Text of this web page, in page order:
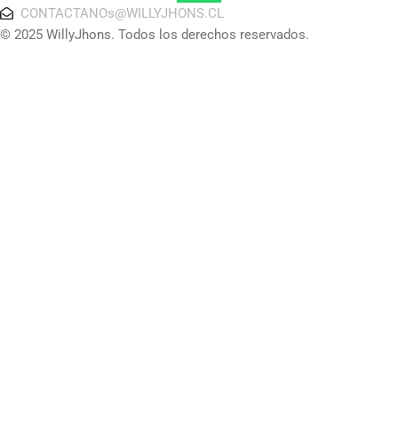
CONTACTANOs@WILLYJHONS.CL
© 2025 WillyJhons. Todos los derechos reservados.